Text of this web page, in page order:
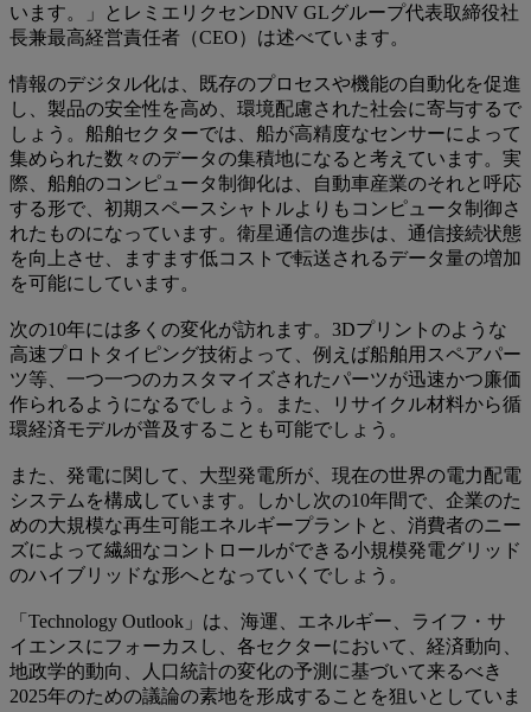
います。」とレミエリクセンDNV GLグループ代表取締役社
長兼最高経営責任者（CEO）は述べています。
情報のデジタル化は、既存のプロセスや機能の自動化を促進
し、製品の安全性を高め、環境配慮された社会に寄与するで
しょう。船舶セクターでは、船が高精度なセンサーによって
集められた数々のデータの集積地になると考えています。実
際、船舶のコンピュータ制御化は、自動車産業のそれと呼応
する形で、初期スペースシャトルよりもコンピュータ制御さ
れたものになっています。衛星通信の進歩は、通信接続状態
を向上させ、ますます低コストで転送されるデータ量の増加
を可能にしています。
次の10年には多くの変化が訪れます。3Dプリントのような
高速プロトタイピング技術よって、例えば船舶用スペアパー
ツ等、一つ一つのカスタマイズされたパーツが迅速かつ廉価
作られるようになるでしょう。また、リサイクル材料から循
環経済モデルが普及することも可能でしょう。
また、発電に関して、大型発電所が、現在の世界の電力配電
システムを構成しています。しかし次の10年間で、企業のた
めの大規模な再生可能エネルギープラントと、消費者のニー
ズによって繊細なコントロールができる小規模発電グリッド
のハイブリッドな形へとなっていくでしょう。
「Technology Outlook」は、海運、エネルギー、ライフ・サ
イエンスにフォーカスし、各セクターにおいて、経済動向、
地政学的動向、人口統計の変化の予測に基づいて来るべき
2025年のための議論の素地を形成することを狙いとしていま